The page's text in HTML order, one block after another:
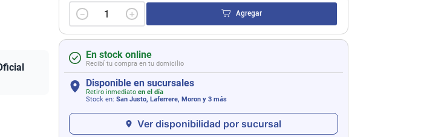
＋
－ Agregar
En stock online
Recibí tu compra en tu domicilio
Disponible en sucursales
Retiro inmediato en el día
Stock en: San Justo, Laferrere, Morony 3 más
Ver disponibilidad por sucursal